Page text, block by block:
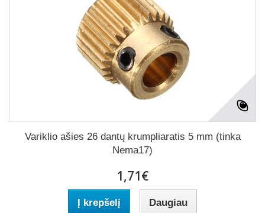
Variklio ašies 26 dantų krumpliaratis 5 mm (tinka
Nema17)
1,71€
Į krepšelį Daugiau